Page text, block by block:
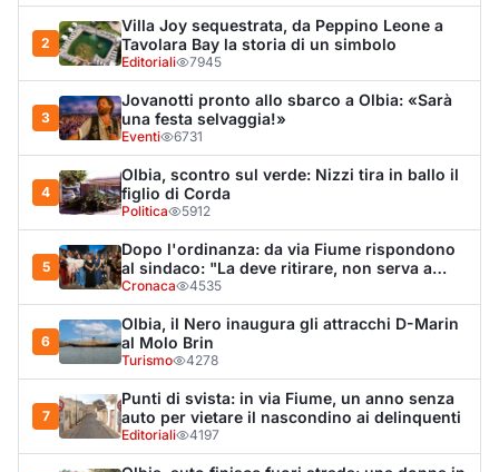
6
al Molo Brin
Turismo 4278
7
Punti di svista: in via Fiume, un anno senza
auto per vietare il nascondino ai delinquenti
Editoriali 4197
8
Olbia, auto finisce fuori strada: una donna in
ospedale
Cronaca 3984
9
Van fuori controllo finisce oltre le protezioni
stradali
Cronaca 3332
10
Salmo mostra la cicatrice sul volto: “Il
tumore è tornato”
Spettacolo 3261